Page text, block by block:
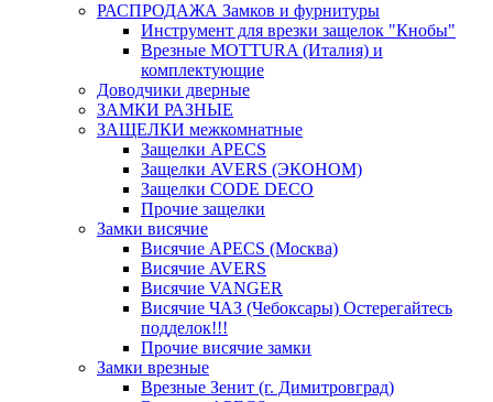
РАСПРОДАЖА Замков и фурнитуры
Инструмент для врезки защелок "Кнобы"
Врезные MOTTURA (Италия) и
комплектующие
Доводчики дверные
ЗАМКИ РАЗНЫЕ
ЗАЩЕЛКИ межкомнатные
Защелки APECS
Защелки AVERS (ЭКОНОМ)
Защелки CODE DECO
Прочие защелки
Замки висячие
Висячие APECS (Москва)
Висячие AVERS
Висячие VANGER
Висячие ЧАЗ (Чебоксары) Остерегайтесь
подделок!!!
Прочие висячие замки
Замки врезные
Врезные Зенит (г. Димитровград)